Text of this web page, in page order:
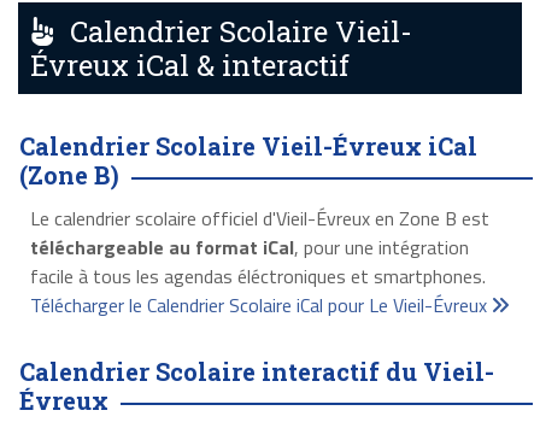
Calendrier Scolaire Vieil-
Évreux iCal & interactif
Calendrier Scolaire Vieil-Évreux iCal
(Zone B)
Le calendrier scolaire officiel d'Vieil-Évreux en Zone B est
téléchargeable au format iCal, pour une intégration
facile à tous les agendas éléctroniques et smartphones.
Télécharger le Calendrier Scolaire iCal pour Le Vieil-Évreux
Calendrier Scolaire interactif du Vieil-
Évreux